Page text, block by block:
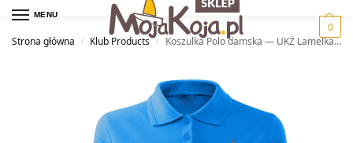
MENU
0
Strona główna
/ Klub Products / Koszulka Polo damska — UKŻ Lamelka Kartuzy